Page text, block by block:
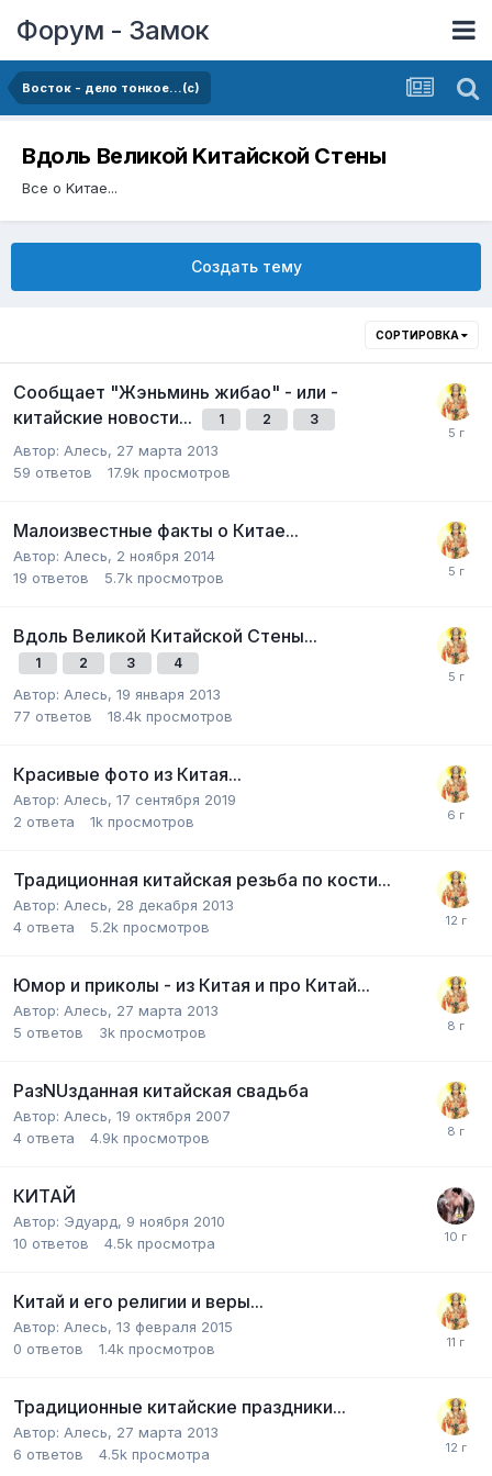
Форум - Замок
Восток - дело тонкое...(с)
Вдоль Великой Kитайской Стены
Все о Kитае...
Создать тему
СОРТИРОВКА
Сообщает "Жэньминь жибао" - или -
китайские новости...
1 2 3
Автор: Алесь, 27 марта 2013
59 ответов 17.9k просмотров
Малоизвестные факты о Китае...
Автор: Алесь, 2 ноября 2014
19 ответов 5.7k просмотров
Вдоль Великой Китайской Стены...
1 2 3 4
Автор: Алесь, 19 января 2013
77 ответов 18.4k просмотров
Красивые фото из Китая...
Автор: Алесь, 17 сентября 2019
2 ответа 1k просмотров
Традиционная китайская резьба по кости...
Автор: Алесь, 28 декабря 2013
4 ответа 5.2k просмотров
Юмор и приколы - из Китая и про Китай...
Автор: Алесь, 27 марта 2013
5 ответов 3k просмотров
РазNUзданная китайская свадьба
Автор: Алесь, 19 октября 2007
4 ответа 4.9k просмотров
КИТАЙ
Автор: Эдуард, 9 ноября 2010
10 ответов 4.5k просмотра
Китай и его религии и веры...
Автор: Алесь, 13 февраля 2015
0 ответов 1.4k просмотров
Традиционные китайские праздники...
Автор: Алесь, 27 марта 2013
6 ответов 4.5k просмотра